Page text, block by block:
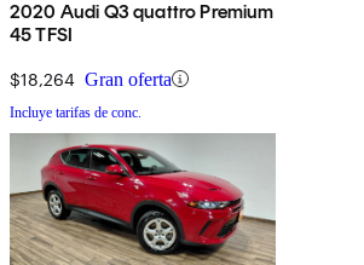
2020 Audi Q3 quattro Premium
45 TFSI
$18,264 Gran oferta
Incluye tarifas de conc.